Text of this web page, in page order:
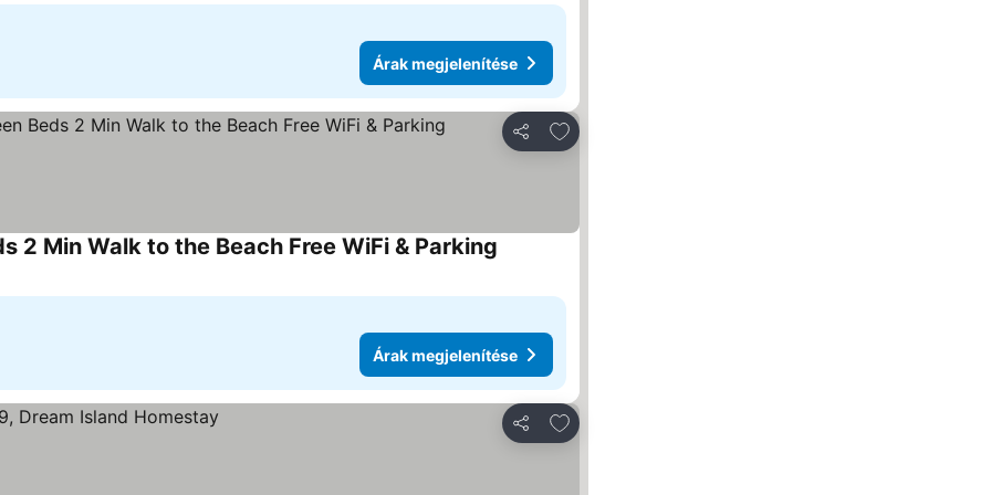
Árak megjelenítése
Megosztás
Hozzáadás a kedvencekhez
2 Min Walk to the Beach Free WiFi & Parking
Árak megjelenítése
Megosztás
Hozzáadás a kedvencekhez